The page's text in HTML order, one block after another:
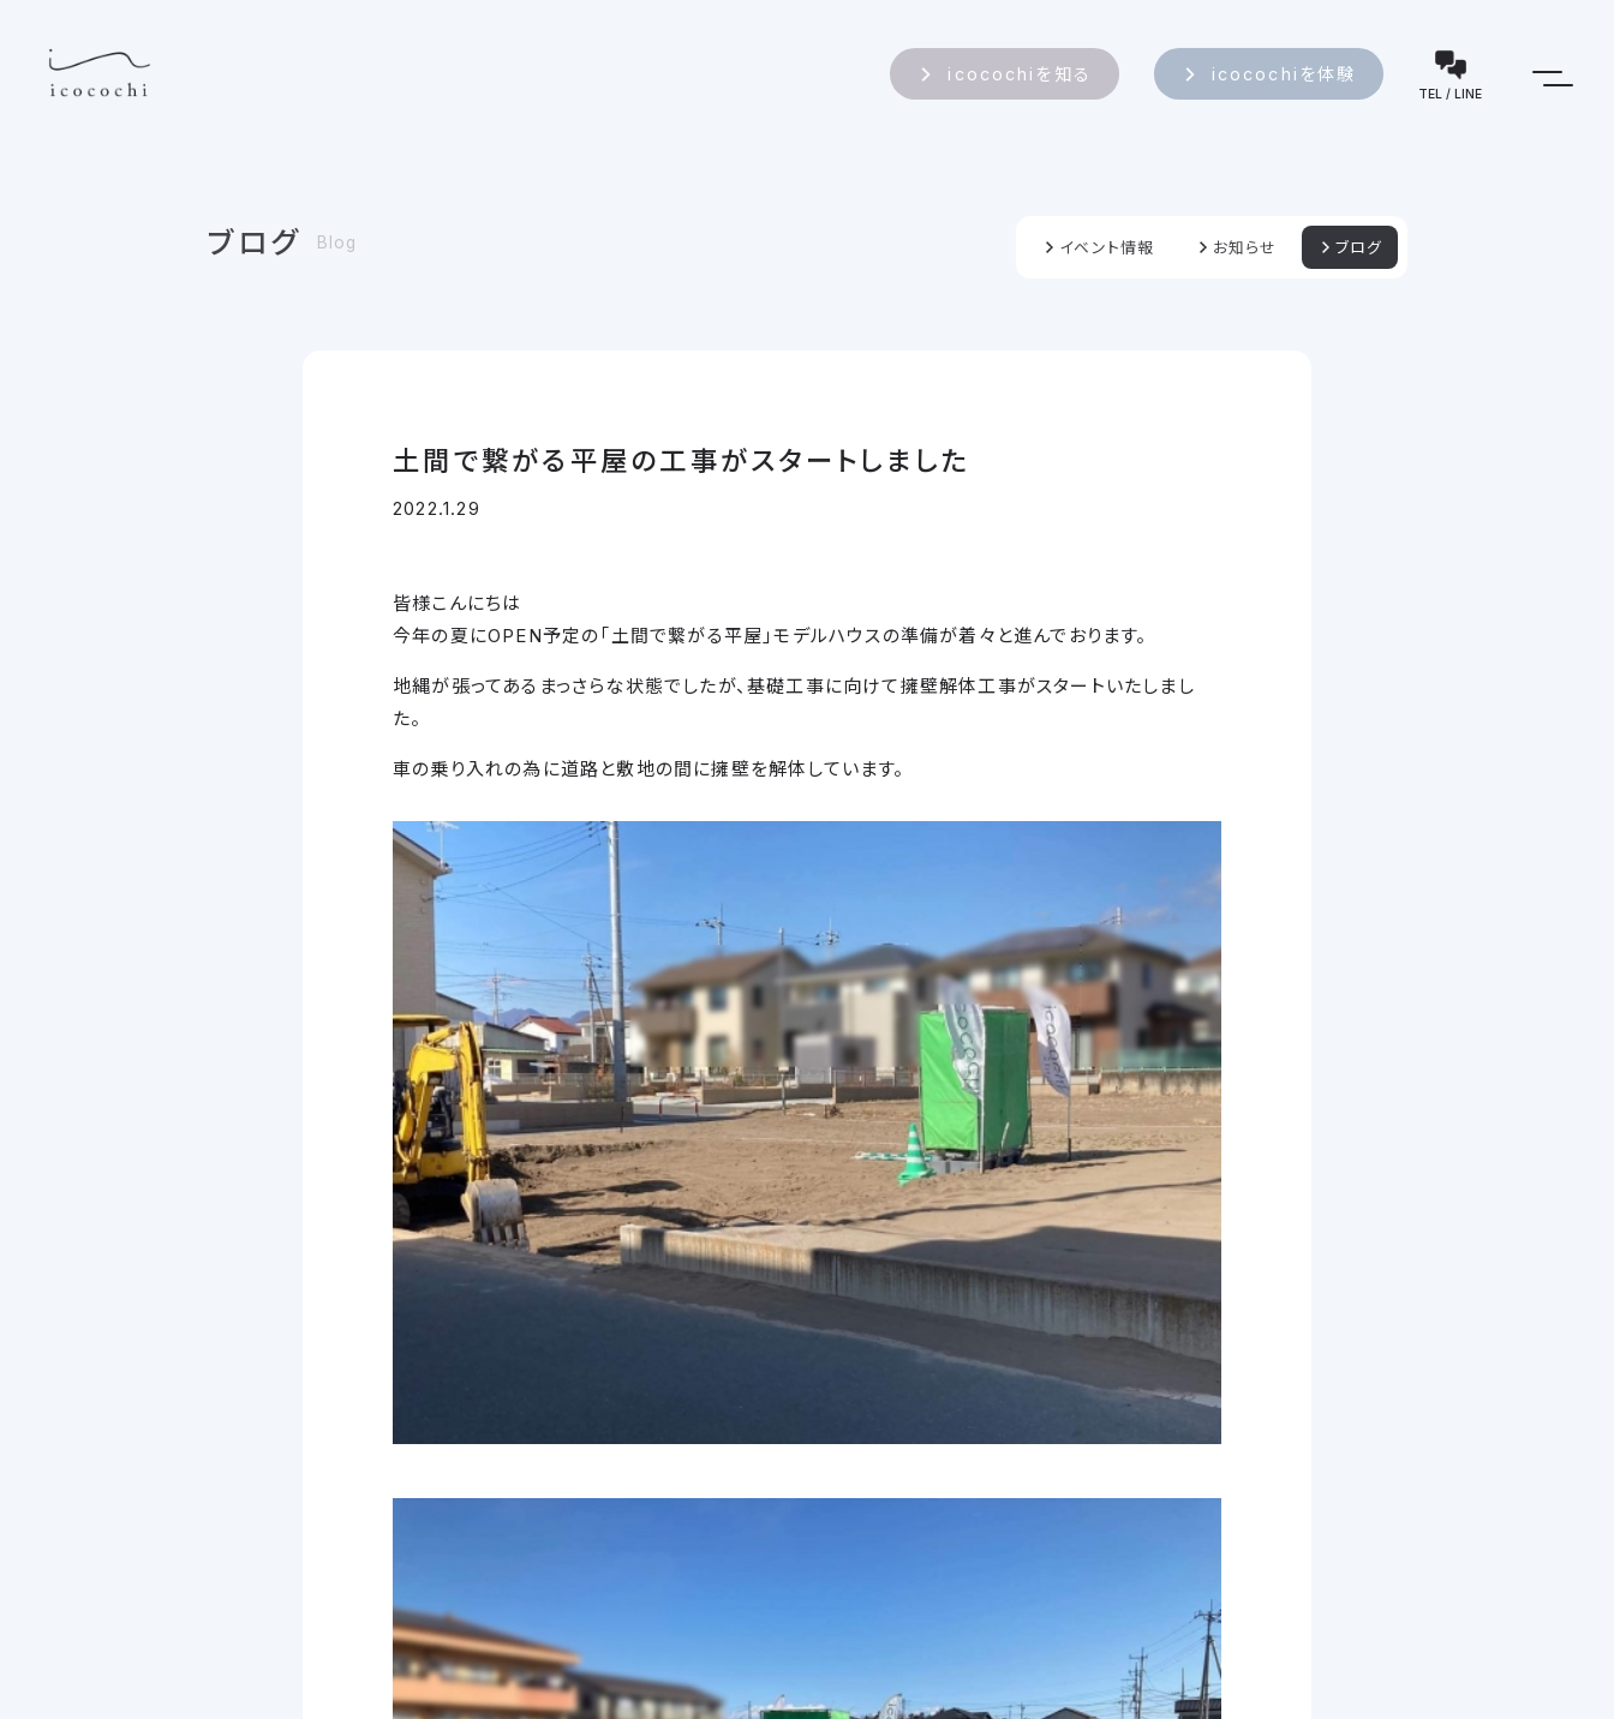
TEL / LINE
icocochiを知る icocochiを体験
ブログ Blog イベント情報 お知らせ ブログ
土間で繋がる平屋の工事がスタートしました
2022.1.29
皆様こんにちは
今年の夏にOPEN予定の「土間で繋がる平屋」モデルハウスの準備が着々と進んでおります。
地縄が張ってあるまっさらな状態でしたが、基礎工事に向けて擁壁解体工事がスタートいたしまし
た。
車の乗り入れの為に道路と敷地の間に擁壁を解体しています。